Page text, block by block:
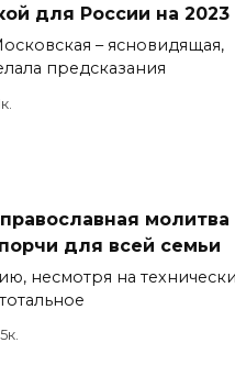
для России на 2023
– ясновидящая,
предсказания
молитва
для всей семьи
несмотря на